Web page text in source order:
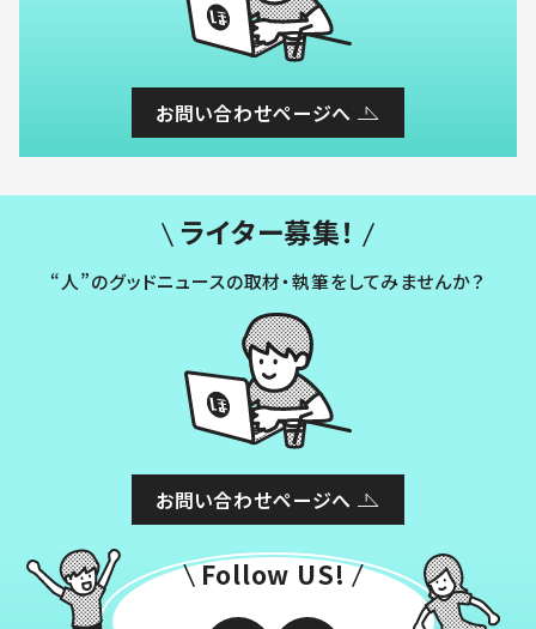
お問い合わせページへ
ライター募集！
“人”のグッドニュースの取材・執筆をしてみませんか？
お問い合わせページへ
Follow US!